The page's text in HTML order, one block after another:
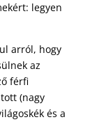
legyen
arról, hogy
az
férfi
(nagy
és a